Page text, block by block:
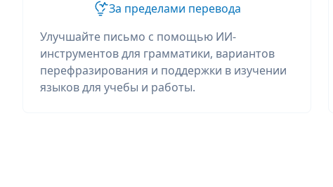
За пределами перевода
Улучшайте письмо с помощью ИИ-
инструментов для грамматики, вариантов
перефразирования и поддержки в изучении
языков для учебы и работы.